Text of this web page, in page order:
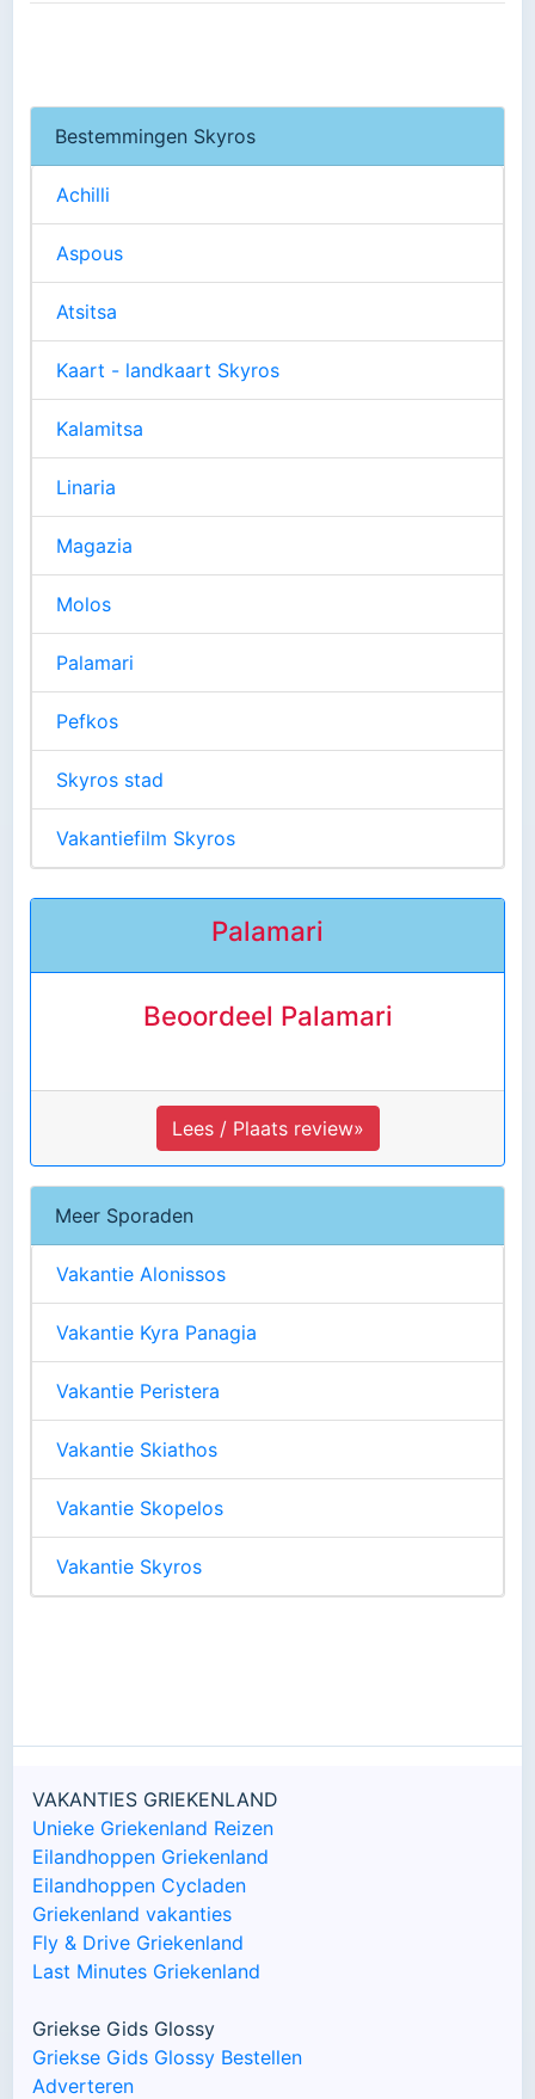
Bestemmingen Skyros
Achilli
Aspous
Atsitsa
Kaart - landkaart Skyros
Kalamitsa
Linaria
Magazia
Molos
Palamari
Pefkos
Skyros stad
Vakantiefilm Skyros
Palamari
Beoordeel Palamari
Lees / Plaats review»
Meer Sporaden
Vakantie Alonissos
Vakantie Kyra Panagia
Vakantie Peristera
Vakantie Skiathos
Vakantie Skopelos
Vakantie Skyros
VAKANTIES GRIEKENLAND
Unieke Griekenland Reizen
Eilandhoppen Griekenland
Eilandhoppen Cycladen
Griekenland vakanties
Fly & Drive Griekenland
Last Minutes Griekenland
Griekse Gids Glossy
Griekse Gids Glossy Bestellen
Adverteren